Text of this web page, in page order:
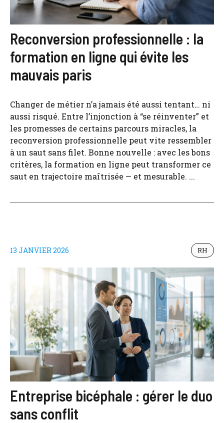
Reconversion professionnelle : la
formation en ligne qui évite les
mauvais paris
Changer de métier n’a jamais été aussi tentant… ni
aussi risqué. Entre l’injonction à “se réinventer” et
les promesses de certains parcours miracles, la
reconversion professionnelle peut vite ressembler
à un saut sans filet. Bonne nouvelle : avec les bons
critères, la formation en ligne peut transformer ce
saut en trajectoire maîtrisée — et mesurable. ...
13 JANVIER 2026 RH
Entreprise bicéphale : gérer le duo
sans conflit